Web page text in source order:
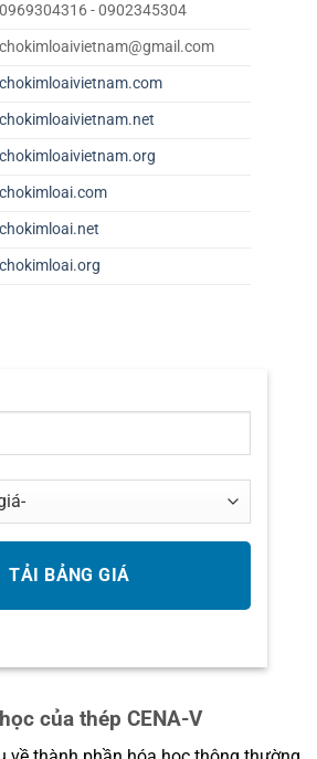
0969304316 - 0902345304
chokimloaivietnam@gmail.com
chokimloaivietnam.com
chokimloaivietnam.net
chokimloaivietnam.org
chokimloai.com
chokimloai.net
chokimloai.org
của thép CENA-V